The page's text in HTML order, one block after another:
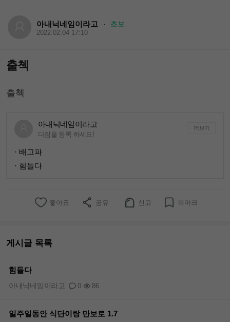
아내닉네임이라고 · 초보
2022.02.04 17:10
출첵
출첵
아내닉네임이라고
다짐을 등록 하세요!
더보기
· 배고파
· 힘들다
좋아요 공유 신고 북마크
게시글 목록
힘들다
0 86
아내닉네임이라고
일주일동안 식단이랑 만보로 1.7